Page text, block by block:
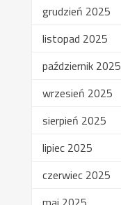
grudzień 2025
listopad 2025
październik 2025
wrzesień 2025
sierpień 2025
lipiec 2025
czerwiec 2025